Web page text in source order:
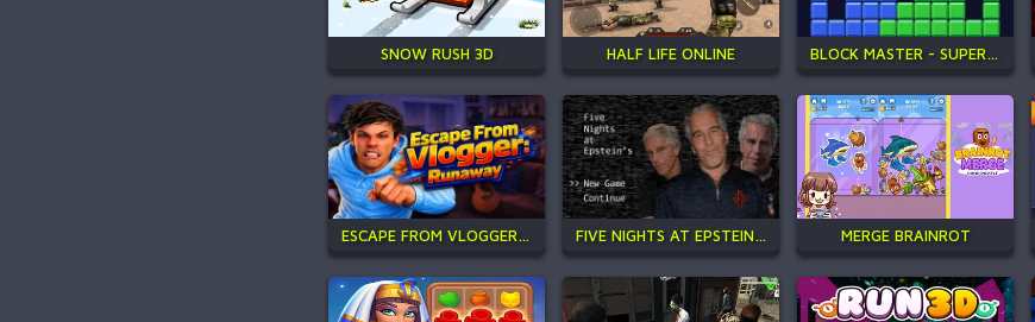
SNOW RUSH 3D HALF LIFE ONLINE BLOCK MASTER - SUPER PUZZLE
ESCAPE FROM VLOGGER: RUNAWAY FIVE NIGHTS AT EPSTEIN'S ONLINE MERGE BRAINROT